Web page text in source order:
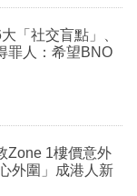
「社交盲點」、
罪人：希望BNO
Zone 1樓價意外
外圍」成港人新